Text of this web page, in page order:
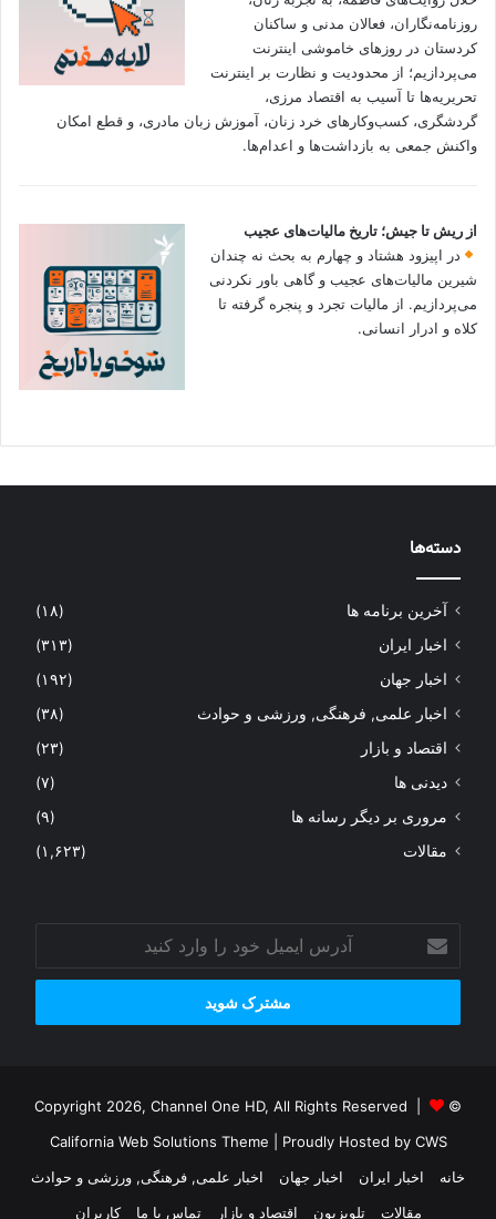
روزنامه‌نگاران، فعالان مدنی و ساکنان
کردستان در روزهای خاموشی اینترنت
می‌پردازیم؛ از محدودیت و نظارت بر اینترنت
تحریریه‌ها تا آسیب به اقتصاد مرزی،
گردشگری، کسب‌وکارهای خرد زنان، آموزش زبان مادری، و قطع امکان
واکنش جمعی به بازداشت‌ها و اعدام‌ها.
از ریش تا جیش؛ تاریخ مالیات‌های عجیب
در اپیزود هشتاد و چهارم به بحث نه چندان
شیرین مالیات‌های عجیب و گاهی باور نکردنی‌
می‌پردازیم. از مالیات تجرد و پنجره گرفته تا
کلاه و ادرار انسانی.
دسته‌ها
آخرین برنامه ها
(۱۸)
اخبار ایران
(۳۱۳)
اخبار جهان
(۱۹۲)
اخبار علمی, فرهنگی, ورزشی و حوادث
(۳۸)
اقتصاد و بازار
(۲۳)
دیدنی ها
(۷)
مروری بر دیگر رسانه ها
(۹)
مقالات
(۱,۶۲۳)
ایمیل
خود
وارد
© Copyright 2026, Channel One HD, All Rights Reserved |
California Web Solutions Theme | Proudly Hosted by CWS
خانه
اخبار ایران اخبار جهان
اخبار علمی, فرهنگی, ورزشی و حوادث
مقالات
تلویزیون اقتصاد و بازار تماس با ما کاربران